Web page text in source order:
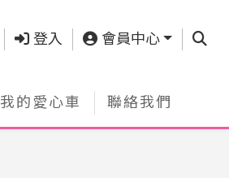
登入 會員中心 查詢
我的愛心車 聯絡我們